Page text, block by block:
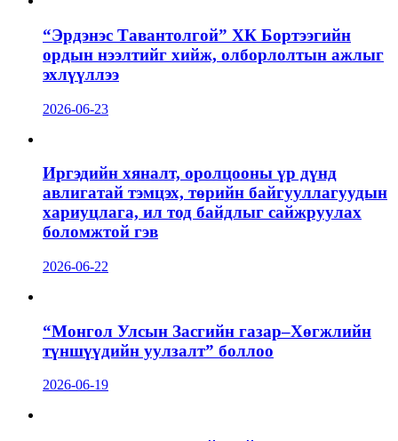
“Эрдэнэс Тавантолгой” ХК Бортээгийн
ордын нээлтийг хийж, олборлолтын ажлыг
эхлүүллээ
2026-06-23
Иргэдийн хяналт, оролцооны үр дүнд
авлигатай тэмцэх, төрийн байгууллагуудын
хариуцлага, ил тод байдлыг сайжруулах
боломжтой гэв
2026-06-22
“Монгол Улсын Засгийн газар–Хөгжлийн
түншүүдийн уулзалт” боллоо
2026-06-19